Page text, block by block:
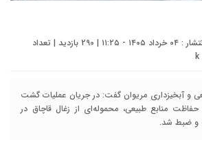
شناسه خبر : 16268 | تاریخ انتشار : ۰۴ خرداد ۱۴۰۵ - ۱۱:۲۵ | 290 بازدید | تعداد
k
و آبخیزداری مریوان گفت: در جریان عملیات گشت
منابع طبیعی، محموله‌ای از زغال قاچاق در
و ضبط شد.